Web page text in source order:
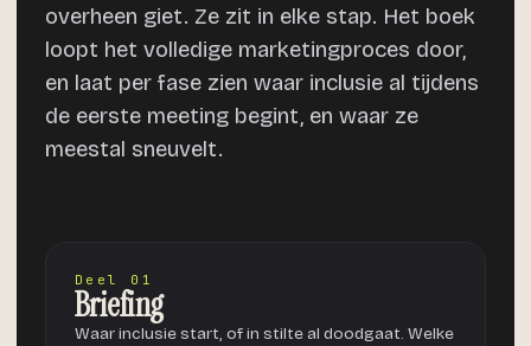
overheen giet. Ze zit in elke stap. Het boek
loopt het volledige marketingproces door,
en laat per fase zien waar inclusie al tijdens
de eerste meeting begint, en waar ze
meestal sneuvelt.
Deel 01
Briefing
Waar inclusie start, of in stilte al doodgaat. Welke